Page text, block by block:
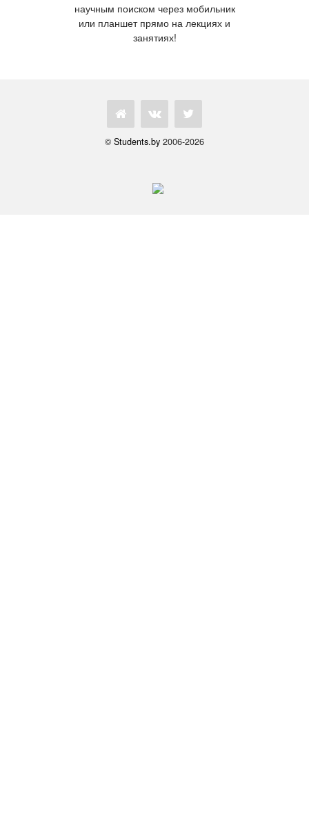
научным поиском через мобильник
или планшет прямо на лекциях и
занятиях!
© Students.by 2006-2026